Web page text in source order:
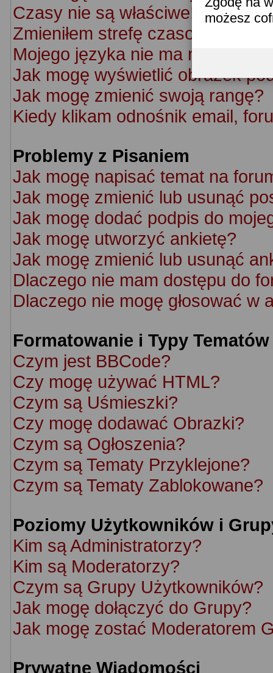
możesz
Czasy nie są właściwe!
Zmieniłem strefę czasową ale
Mojego języka nie ma na liście!
Jak mogę wyświetlić obrazek
Jak mogę zmienić swoją rangę?
Kiedy klikam odnośnik email,
Problemy z Pisaniem
Jak mogę napisać temat na
Jak mogę zmienić lub usunąć
Jak mogę dodać podpis do
Jak mogę utworzyć ankietę?
Jak mogę zmienić lub usunąć
Dlaczego nie mam dostępu do
Dlaczego nie mogę głosować w
Formatowanie i Typy Tematów
Czym jest BBCode?
Czy mogę używać HTML?
Czym są Uśmieszki?
Czy mogę dodawać Obrazki?
Czym są Ogłoszenia?
Czym są Tematy Przyklejone?
Czym są Tematy Zablokowane?
Poziomy Użytkowników i
Kim są Administratorzy?
Kim są Moderatorzy?
Czym są Grupy Użytkowników?
Jak mogę dołączyć do Grupy?
Jak mogę zostać Moderatorem
Prywatne Wiadomości